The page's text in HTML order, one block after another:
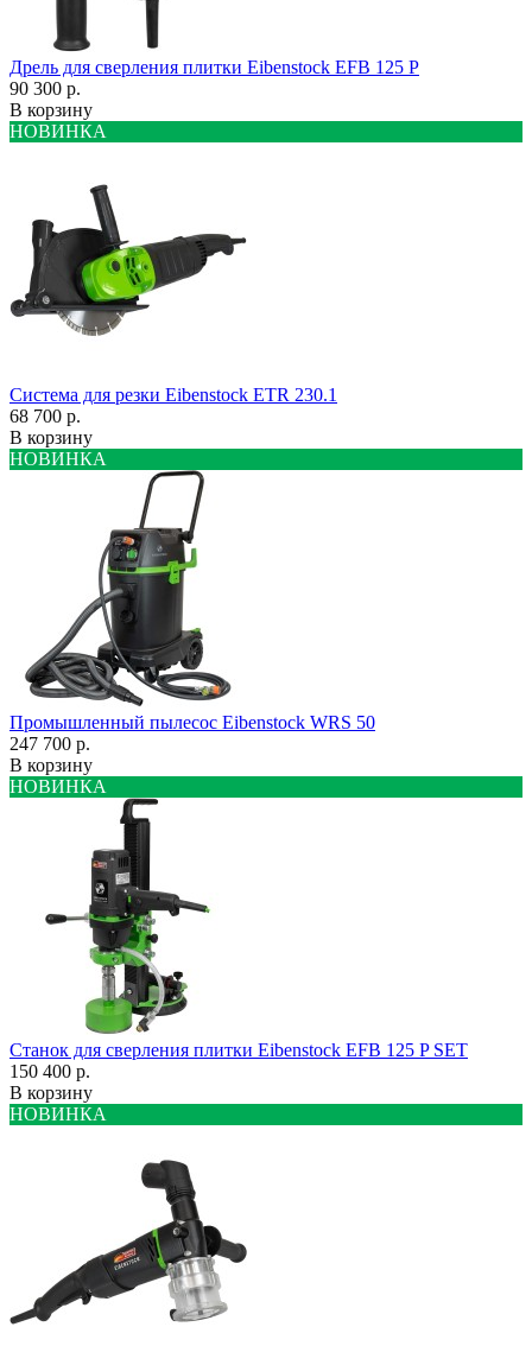
Дрель для сверления плитки Eibenstock EFB 125 P
90 300 р.
В корзину
НОВИНКА
Система для резки Eibenstock ETR 230.1
68 700 р.
В корзину
НОВИНКА
Промышленный пылесос Eibenstock WRS 50
247 700 р.
В корзину
НОВИНКА
Станок для сверления плитки Eibenstock EFB 125 P SET
150 400 р.
В корзину
НОВИНКА